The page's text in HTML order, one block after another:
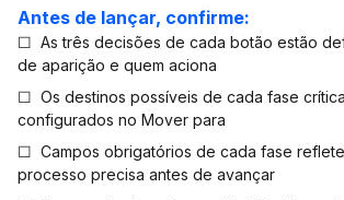
Antes de lançar, confirme:
☐ As três decisões de cada botão estão
de aparição e quem aciona
☐ Os destinos possíveis de cada fase
configurados no Mover para
☐ Campos obrigatórios de cada fase
processo precisa antes de avançar